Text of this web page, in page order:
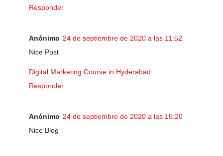
Responder
Anónimo 24 de septiembre de 2020 a las 11:52
Nice Post
Digital Marketing Course in Hyderabad
Responder
Anónimo 24 de septiembre de 2020 a las 15:20
Nice Blog